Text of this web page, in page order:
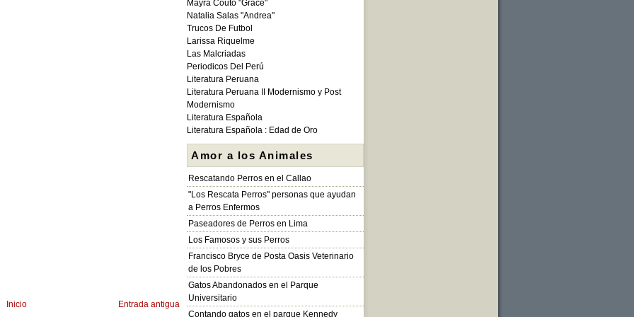
Entrada antigua
Inicio
Mayra Couto "Grace"
Natalia Salas "Andrea"
Trucos De Futbol
Larissa Riquelme
Las Malcriadas
Periodicos Del Perú
Literatura Peruana
Literatura Peruana II Modernismo y Post
Modernismo
Literatura Española
Literatura Española : Edad de Oro
Amor a los Animales
Rescatando Perros en el Callao
"Los Rescata Perros" personas que ayudan
a Perros Enfermos
Paseadores de Perros en Lima
Los Famosos y sus Perros
Francisco Bryce de Posta Oasis Veterinario
de los Pobres
Gatos Abandonados en el Parque
Universitario
Contando gatos en el parque Kennedy